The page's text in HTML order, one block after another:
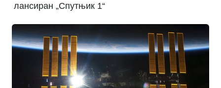
лансиран „Спутњик 1“